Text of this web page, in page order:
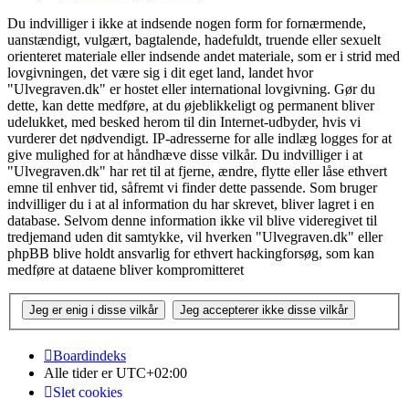
Du indvilliger i ikke at indsende nogen form for fornærmende,
uanstændigt, vulgært, bagtalende, hadefuldt, truende eller sexuelt
orienteret materiale eller indsende andet materiale, som er i strid med
lovgivningen, det være sig i dit eget land, landet hvor
"Ulvegraven.dk" er hostet eller international lovgivning. Gør du
dette, kan dette medføre, at du øjeblikkeligt og permanent bliver
udelukket, med besked herom til din Internet-udbyder, hvis vi
vurderer det nødvendigt. IP-adresserne for alle indlæg logges for at
give mulighed for at håndhæve disse vilkår. Du indvilliger i at
"Ulvegraven.dk" har ret til at fjerne, ændre, flytte eller låse ethvert
emne til enhver tid, såfremt vi finder dette passende. Som bruger
indvilliger du i at al information du har skrevet, bliver lagret i en
database. Selvom denne information ikke vil blive videregivet til
tredjemand uden dit samtykke, vil hverken "Ulvegraven.dk" eller
phpBB blive holdt ansvarlig for ethvert hackingforsøg, som kan
medføre at dataene bliver kompromitteret
Boardindeks
Alle tider erUTC+02:00
Slet cookies